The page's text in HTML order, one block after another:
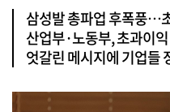
삼성발 총파업 후폭풍…
산업부·노동부, 초과이
엇갈린 메시지에 기업들